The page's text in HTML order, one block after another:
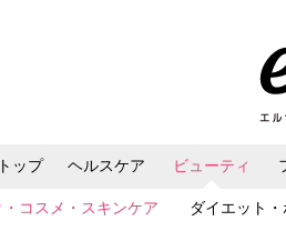
トップ ヘルスケア ビューティ
・コスメ・スキンケア ダイエット